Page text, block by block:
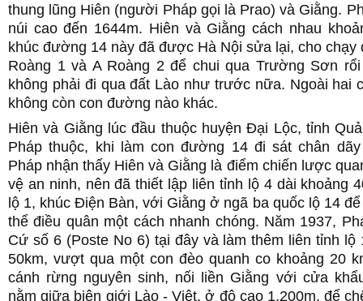
thung lũng Hiên (người Pháp gọi là Prao) và Giằng.
núi cao đến 1644m. Hiên và Giằng cách nhau
khúc đường 14 này đã được Hà Nội sửa lại, cho chạy
Roàng 1 và A Roàng 2 để chui qua Trường Sơn rổi
không phải đi qua đất Lào như trước nữa. Ngoài hai
không còn con đường nào khác.
Hiên và Giằng lúc đầu thuộc huyện Đại Lộc, tỉnh
Pháp thuộc, khi làm con đường 14 đi sát chân
Pháp nhận thấy Hiên và Giằng là điểm chiến lược
vệ an ninh, nên đã thiết lập liên tỉnh lộ 4 dài khoảng
lộ 1, khúc Điện Bàn, với Giằng ở ngã ba quốc lộ 14
thể điều quân một cách nhanh chóng. Năm 1937,
Cứ số 6 (Poste No 6) tại đây và làm thêm liên tỉnh lộ
50km, vượt qua một con đèo quanh co khoảng 20
cánh rừng nguyên sinh, nối liền Giằng với cửa
nằm giữa biên giới Lào - Việt, ở độ cao 1.200m, để